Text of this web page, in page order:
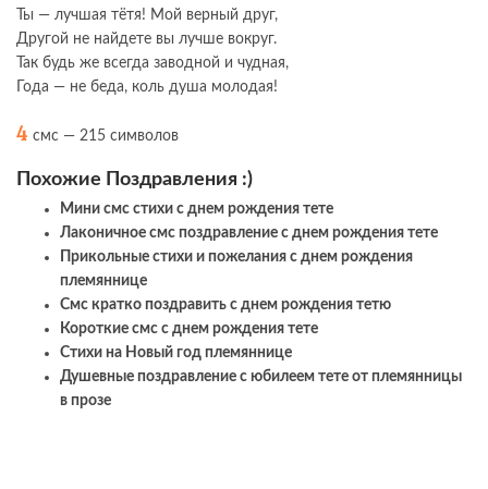
Ты — лучшая тётя! Мой верный друг,
Другой не найдете вы лучше вокруг.
Так будь же всегда заводной и чудная,
Года — не беда, коль душа молодая!
4 смс — 215 символов
Похожие Поздравления :)
Мини смс стихи с днем рождения тете
Лаконичное смс поздравление с днем рождения тете
Прикольные стихи и пожелания с днем рождения
племяннице
Смс кратко поздравить с днем рождения тетю
Короткие смс с днем рождения тете
Стихи на Новый год племяннице
Душевные поздравление с юбилеем тете от племянницы
в прозе